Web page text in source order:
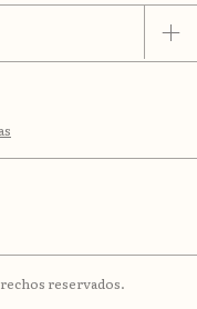
reservados.